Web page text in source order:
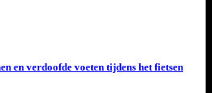
en verdoofde voeten tijdens het fietsen